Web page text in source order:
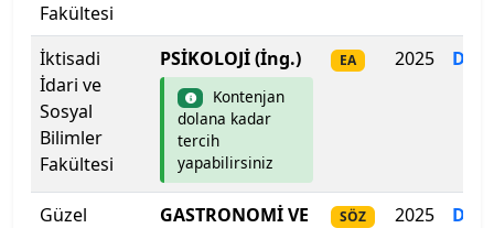
Girne Üniversitesi
Gümüşhane Üniversitesi
Hacettepe Üniversitesi
Hakkari Üniversitesi
Fakültesi
İktisadi
İdari ve
Sosyal
Bilimler
Fakültesi
PSİKOLOJİ (İng.)
Kontenjan
dolana kadar
tercih
yapabilirsiniz
EA 2025
Güzel
GASTRONOMİ VE
SÖZ 2025